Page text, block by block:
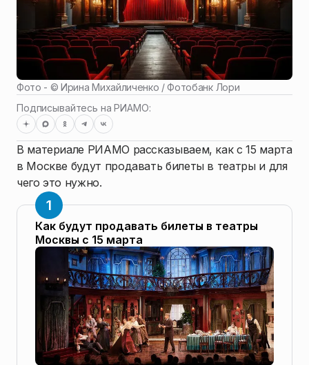
Фото - ©Ирина Михайличенко / Фотобанк Лори
Подписывайтесь на РИАМО:
В материале РИАМО рассказываем, как с 15 марта
в Москве будут продавать билеты в театры и для
чего это нужно.
Как будут продавать билеты в театры
Москвы с 15 марта